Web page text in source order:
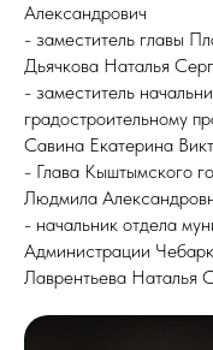
Александрович
- заместитель главы
Дьячкова Наталья
- заместитель
градостроительному
Савина Екатерина
- Глава Кыштымского
Людмила
- начальник отдела
Администрации
Лаврентьева Наталья